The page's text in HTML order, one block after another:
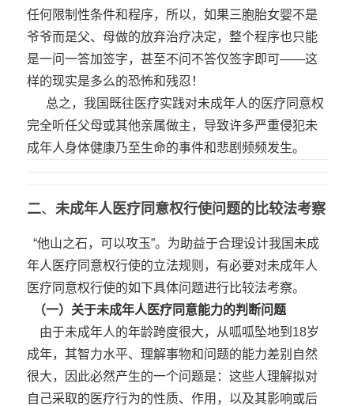
任何限制性条件和程序，所以，如果三胞胎女婴不是
爷爷而是父、母做的放弃治疗决定，整个程序也只能
是一问一答加签字，甚至不问不答仅签字即可——这
样的现实是多么的恐怖和残忍！
总之，我国既往医疗实践对未成年人的医疗同意权
完全听任父母或其他亲属做主，导致许多严重侵犯未
成年人身体健康乃至生命的事件和悲剧频频发生。
二、 未成年人医疗同意权行使问题的比较法考察
“他山之石，可以攻玉”。为助益于合理设计我国未成
年人医疗同意权行使的立法规则，有必要对未成年人
医疗同意权行使的如下具体问题进行比较法考察。
（一）关于未成年人医疗同意能力的判断问题
由于未成年人的年龄跨度很大，从呱呱坠地到18岁
成年，其智力水平、理解事物和问题的能力差别自然
很大，因此必然产生的一个问题是：这些人理解拟对
自己采取的医疗行为的性质、作用，以及其影响或后